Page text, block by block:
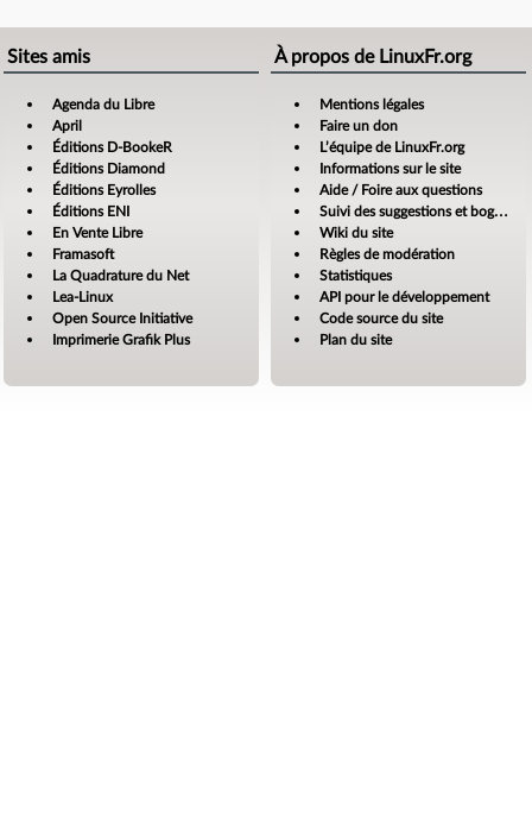
Sites amis
Agenda du Libre
April
Éditions D-BookeR
Éditions Diamond
Éditions Eyrolles
Éditions ENI
En Vente Libre
Framasoft
La Quadrature du Net
Lea-Linux
Open Source Initiative
Imprimerie Grafik Plus
À propos de LinuxFr.org
Mentions légales
Faire un don
L’équipe de LinuxFr.org
Informations sur le site
Aide / Foire aux questions
Suivi des suggestions et bogues
Wiki du site
Règles de modération
Statistiques
API pour le développement
Code source du site
Plan du site